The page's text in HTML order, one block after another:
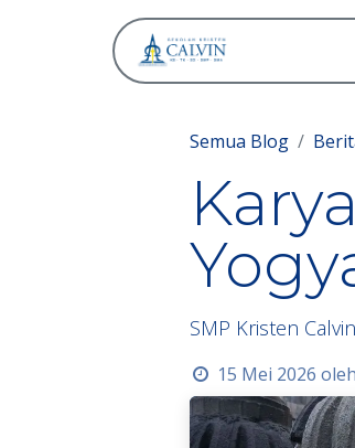
Semua Blog
SMP Kristen Calvin
15 Mei 2026 oleh